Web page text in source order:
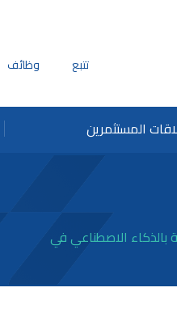
تتبع وظائف
وظائف ملاحة
تنبيهات الاحتيال
المستثمرين
الاصطناعي في